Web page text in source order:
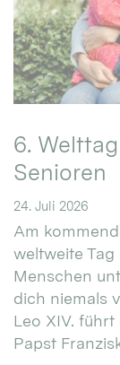
6.
Senioren
24. Juli 2026
Am
weltweite
Menschen
dich niemals
Leo XIV.
Papst